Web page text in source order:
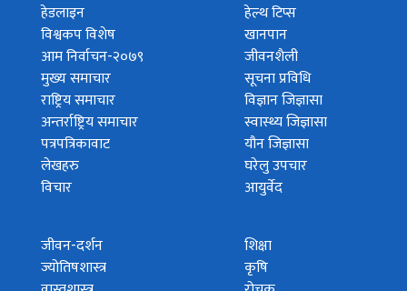
हेडलाइन
विश्वकप विशेष
आम निर्वाचन-२०७९
मुख्य समाचार
राष्ट्रिय समाचार
अन्तर्राष्ट्रिय समाचार
पत्रपत्रिकावाट
लेखहरु
विचार
हेल्थ टिप्स
खानपान
जीवनशैली
सूचना प्रविधि
विज्ञान जिज्ञासा
स्वास्थ्य जिज्ञासा
यौन जिज्ञासा
घरेलु उपचार
आयुर्वेद
जीवन-दर्शन
ज्योतिषशास्त्र
शिक्षा
कृषि